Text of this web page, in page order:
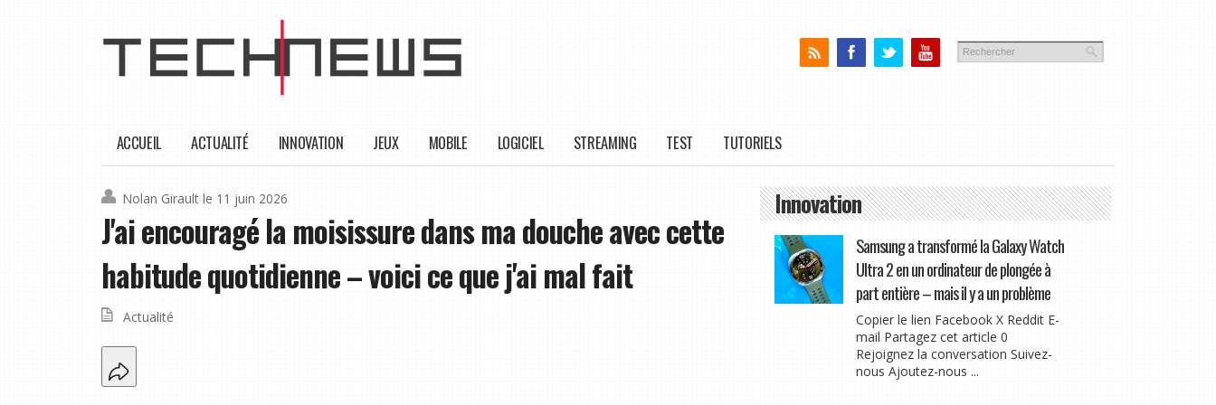
ACCUEIL ACTUALITÉ INNOVATION JEUX MOBILE LOGICIEL STREAMING TEST TUTORIELS
Nolan Girault le 11 juin 2026
J'ai encouragé la moisissure dans ma douche avec cette
habitude quotidienne – voici ce que j'ai mal fait
Actualité
Innovation
Samsung a transformé la Galaxy Watch
Ultra 2 en un ordinateur de plongée à
part entière – mais il y a un problème
Copier le lien Facebook X Reddit E-
mail Partagez cet article 0
Rejoignez la conversation Suivez-
nous Ajoutez-nous ...